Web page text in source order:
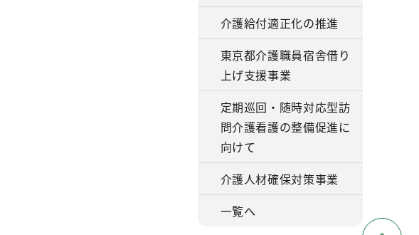
介護給付適正化の推進
東京都介護職員宿舎借り
上げ支援事業
定期巡回・随時対応型訪
問介護看護の整備促進に
向けて
介護人材確保対策事業
一覧へ